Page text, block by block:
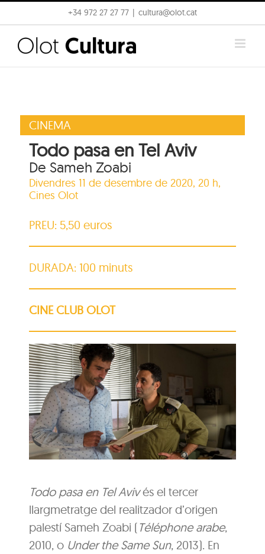
to
content
+34 972 27 27 77 cultura@olot.cat
CINEMA
Todo pasa en Tel Aviv
De Sameh Zoabi
Divendres 11 de desembre de 2020, 20 h,
Cines Olot
PREU: 5,50 euros
DURADA: 100 minuts
CINE CLUB OLOT
Todo pasa en Tel Avivés el tercer
llargmetratge del realitzador d’origen
palestí Sameh Zoabi (Téléphone arabe,
2010, o Under the Same Sun, 2013). En